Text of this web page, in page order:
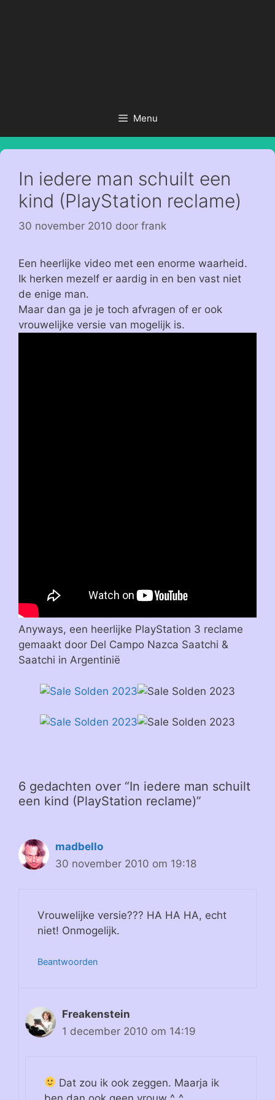
Menu
In iedere man schuilt een
kind (PlayStation reclame)
30 november 2010 door frank
Een heerlijke video met een enorme waarheid.
Ik herken mezelf er aardig in en ben vast niet
de enige man.
Maar dan ga je je toch afvragen of er ook
vrouwelijke versie van mogelijk is.
Anyways, een heerlijke PlayStation 3 reclame
gemaakt door Del Campo Nazca Saatchi &
Saatchi in Argentinië
6 gedachten over “In iedere man schuilt
een kind (PlayStation reclame)”
madbello
30 november 2010 om 19:18
Vrouwelijke versie??? HA HA HA, echt
niet! Onmogelijk.
Beantwoorden
Freakenstein
1 december 2010 om 14:19
Dat zou ik ook zeggen. Maarja ik